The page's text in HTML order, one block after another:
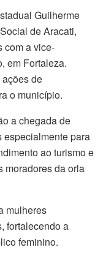
Guilherme
de Aracati,
com a vice-
em Fortaleza.
de
o município.
a chegada de
especialmente para
ao turismo e
moradores da orla
mulheres
fortalecendo a
feminino.